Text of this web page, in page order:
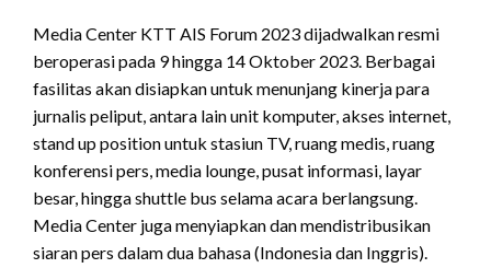
Media Center KTT AIS Forum 2023 dijadwalkan resmi
beroperasi pada 9 hingga 14 Oktober 2023. Berbagai
fasilitas akan disiapkan untuk menunjang kinerja para
jurnalis peliput, antara lain unit komputer, akses internet,
stand up position untuk stasiun TV, ruang medis, ruang
konferensi pers, media lounge, pusat informasi, layar
besar, hingga shuttle bus selama acara berlangsung.
Media Center juga menyiapkan dan mendistribusikan
siaran pers dalam dua bahasa (Indonesia dan Inggris).